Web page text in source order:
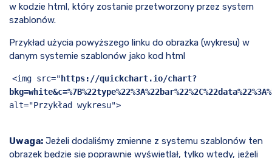
w kodzie html, który zostanie przetworzony przez system
szablonów.
Przykład użycia powyższego linku do obrazka (wykresu) w
danym systemie szablonów jako kod html
<img src="https://quickchart.io/chart?
alt="Przykład wykresu">
Uwaga: Jeżeli dodaliśmy zmienne z systemu szablonów ten
obrazek będzie się poprawnie wyświetlał, tylko wtedy, jeżeli